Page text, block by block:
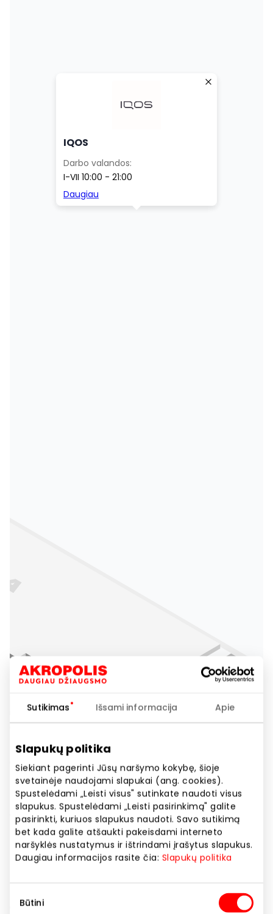
Sutikimas Išsami informacija Apie
Slapukų politika
Siekiant pagerinti Jūsų naršymo kokybę, šioje
svetainėje naudojami slapukai (ang. cookies).
Spustelėdami „Leisti visus" sutinkate naudoti visus
slapukus. Spustelėdami „Leisti pasirinkimą" galite
pasirinkti, kuriuos slapukus naudoti. Savo sutikimą
bet kada galite atšaukti pakeisdami interneto
naršyklės nustatymus ir ištrindami įrašytus slapukus.
Daugiau informacijos rasite čia: Slapukų politika
pasirinkimas
Būtini